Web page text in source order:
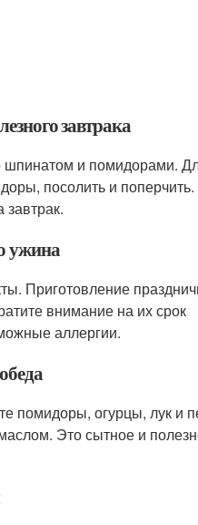
завтрака
шпинатом и помидорами.
посолить и
ужина
Приготовление
внимание на их срок
аллергии.
помидоры, огурцы, лук и
Это сытное и